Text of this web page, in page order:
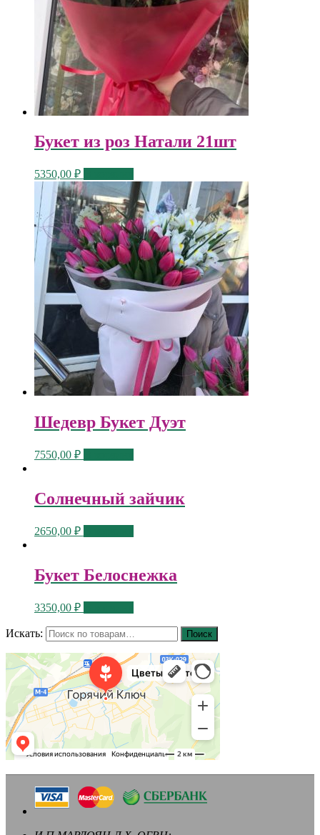
Букет из роз Натали 21шт
5350,00 ₽
Шедевр Букет Дуэт
7550,00 ₽
Солнечный зайчик
2650,00 ₽
Букет Белоснежка
3350,00 ₽
Искать: Поиск